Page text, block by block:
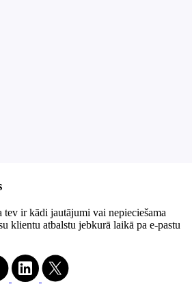
tev ir kādi jautājumi vai nepieciešama
klientu atbalstu jebkurā laikā pa e-pastu